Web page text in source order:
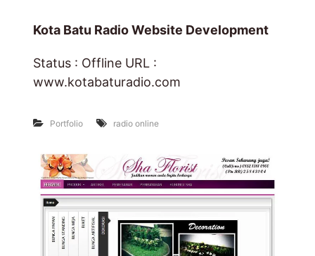
Kota Batu Radio Website Development
Status : Offline URL :
www.kotabaturadio.com
Portfolio radio online